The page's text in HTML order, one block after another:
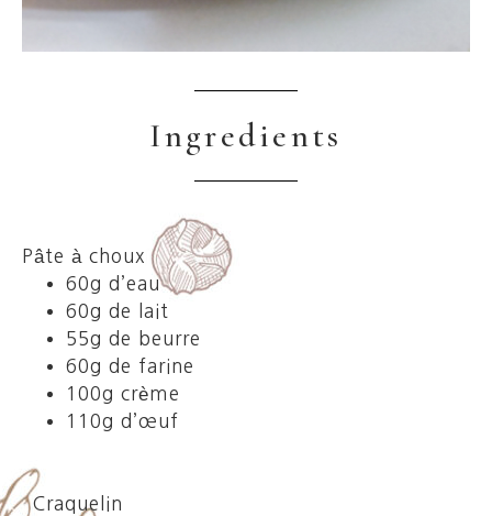
Ingredients
Pâte à choux
60g d’eau
60g de lait
55g de beurre
60g de farine
100g crème
110g d’œuf
Craquelin